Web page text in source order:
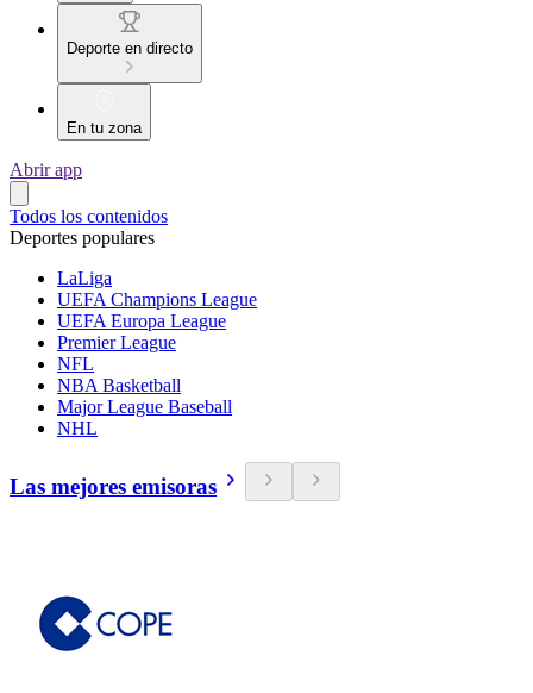
Deporte en directo
En tu zona
Abrir app
Todos los contenidos
Deportes populares
LaLiga
UEFA Champions League
UEFA Europa League
Premier League
NFL
NBA Basketball
Major League Baseball
NHL
Las mejores emisoras